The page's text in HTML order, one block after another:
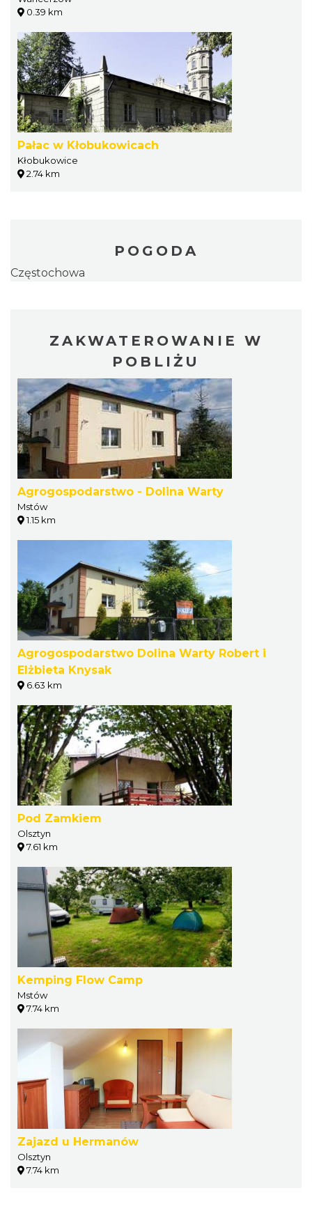
0.39 km
Pałac w Kłobukowicach
Kłobukowice
2.74 km
POGODA
Częstochowa
ZAKWATEROWANIE W
POBLIŻU
Agrogospodarstwo - Dolina Warty
Mstów
1.15 km
Agrogospodarstwo Dolina Warty Robert i
Elżbieta Knysak
6.63 km
Pod Zamkiem
Olsztyn
7.61 km
Kemping Flow Camp
Mstów
7.74 km
Zajazd u Hermanów
Olsztyn
7.74 km